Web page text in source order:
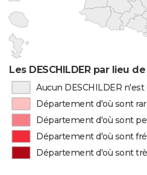
Les DESCHILDER par lieu
Aucun DESCHILDER
Département d'où sont
Département d'où sont
Département d'où sont
Département d'où sont